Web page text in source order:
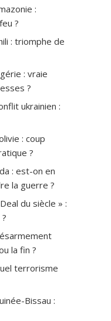
:
?
: triomphe de
: vraie
?
ukrainien :
: coup
?
: est-on en
la guerre ?
du siècle » :
la fin ?
terrorisme
Bissau :